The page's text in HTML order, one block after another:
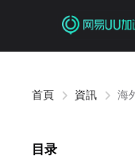
首頁 資訊 海
目录